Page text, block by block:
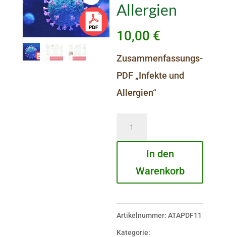
Allergien
10,00 €
Zusammenfassungs-
PDF „Infekte und
Allergien“
Allergien
Menge
In den
Warenkorb
Artikelnummer:ATAPDF11
Kategorie: